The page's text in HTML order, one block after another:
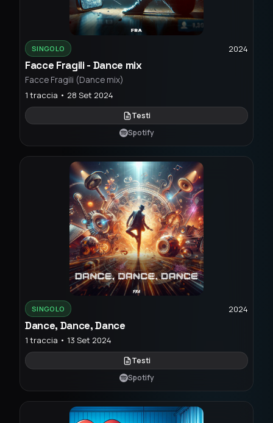
SINGOLO 2024
Facce Fragili - Dance mix
Facce Fragili (Dance mix)
1 traccia • 28 Set 2024
Testi
Spotify
SINGOLO 2024
Dance, Dance, Dance
1 traccia • 13 Set 2024
Testi
Spotify